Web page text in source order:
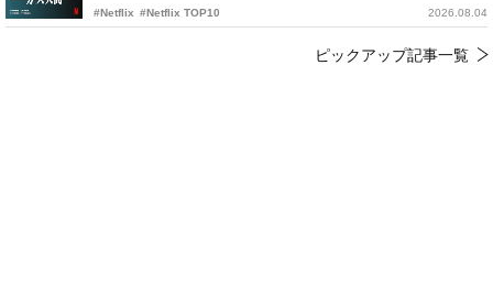
#Netflix #Netflix TOP10 2026.08.04
ピックアップ記事一覧